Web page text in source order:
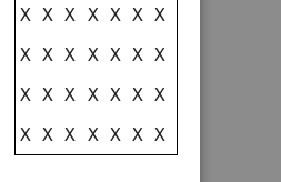
X X X X X X X
X X X X X X X
X X X X X X X
X X X X X X X